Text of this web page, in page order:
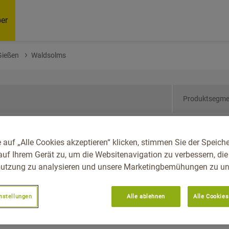
Waldsolms
Reg.-Bez. Gießen,
auf „Alle Cookies akzeptieren“ klicken, stimmen Sie der
Ihrem Gerät zu, um die Websitenavigation zu verbessern, die
zu analysieren und unsere Marketingbemühungen zu
Alle ablehnen Alle